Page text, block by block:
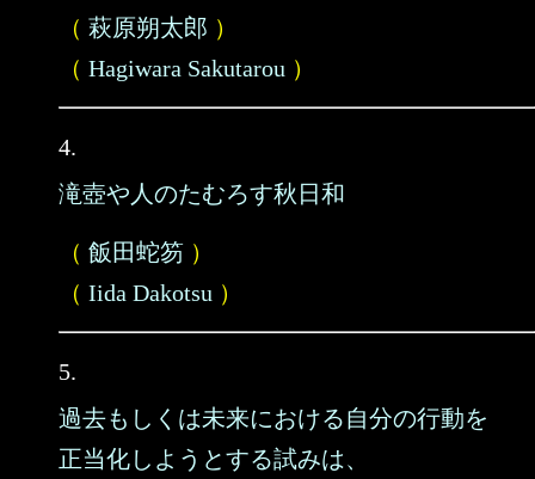
（ 萩原朔太郎 ）
（ Hagiwara Sakutarou ）
4.
滝壺や人のたむろす秋日和
（ 飯田蛇笏 ）
（ Iida Dakotsu ）
5.
過去もしくは未来における自分の行動を
正当化しようとする試みは、